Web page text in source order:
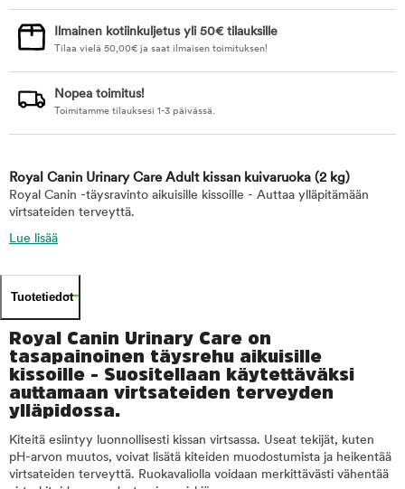
Ilmainen kotiinkuljetus yli 50€ tilauksille
Tilaa vielä 50,00€ ja saat ilmaisen toimituksen!
Nopea toimitus!
Toimitamme tilauksesi 1-3 päivässä.
Royal Canin Urinary Care Adult kissan kuivaruoka (2 kg)
Royal Canin -täysravinto aikuisille kissoille - Auttaa ylläpitämään
virtsateiden terveyttä.
Lue lisää
Tuotetiedot
Royal Canin Urinary Care on
tasapainoinen täysrehu aikuisille
kissoille - Suositellaan käytettäväksi
auttamaan virtsateiden terveyden
ylläpidossa.
Kiteitä esiintyy luonnollisesti kissan virtsassa. Useat tekijät, kuten
pH-arvon muutos, voivat lisätä kiteiden muodostumista ja heikentää
virtsateiden terveyttä. Ruokavaliolla voidaan merkittävästi vähentää